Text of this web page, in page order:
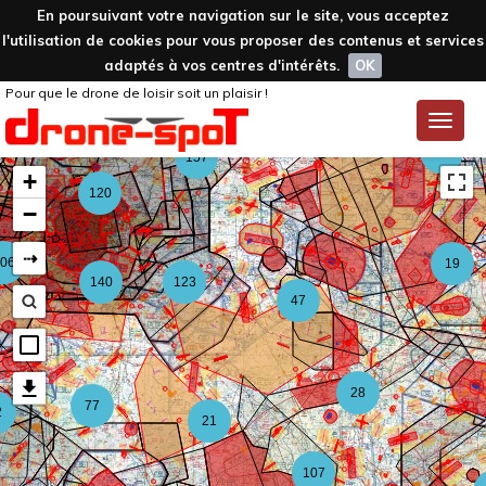
En poursuivant votre navigation sur le site, vous acceptez
l'utilisation de cookies pour vous proposer des contenus et services
adaptés à vos centres d'intérêts.
OK
Toggle
Pour que le drone de loisir soit un plaisir !
107
77
123
157
47
28
19
21
140
120
+
−
⇢